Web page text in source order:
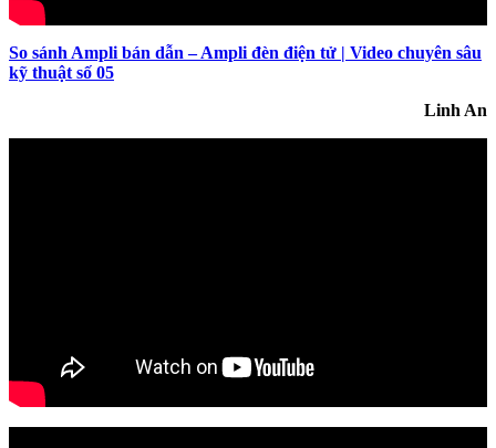
So sánh Ampli bán dẫn – Ampli đèn điện tử | Video chuyên sâu
kỹ thuật số 05
Linh An